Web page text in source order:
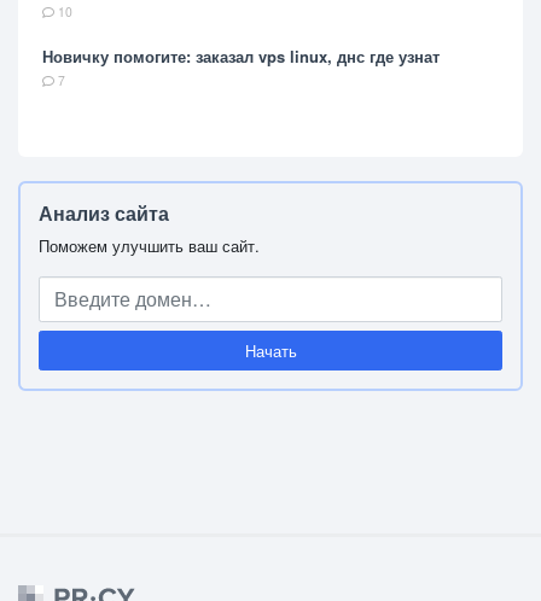
10
Новичку помогите: заказал vps linux, днс где узнат
7
Анализ сайта
Поможем улучшить ваш сайт.
Начать